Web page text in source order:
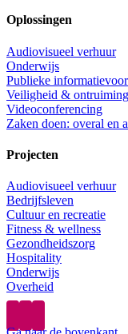
Oplossingen
Audiovisueel verhuur
Onderwijs
Publieke
Veiligheid & ontruiming
Videoconferencing
Zaken doen: overal en
Projecten
Audiovisueel verhuur
Bedrijfsleven
Cultuur en recreatie
Fitness & wellness
Gezondheidszorg
Hospitality
Onderwijs
Overheid